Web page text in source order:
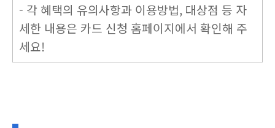
- 각 혜택의 유의사항과 이용방법, 대상점 등 자
세한 내용은 카드 신청 홈페이지에서 확인해 주
세요!